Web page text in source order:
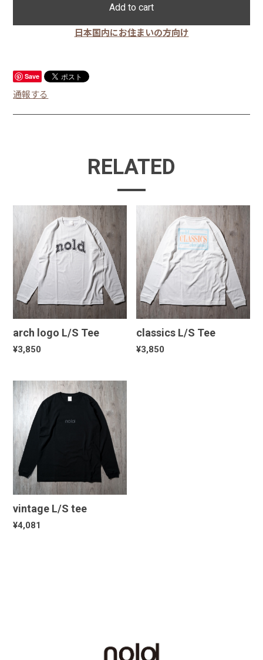
Add to cart
日本国内にお住まいの方向け
Save
通報する
RELATED
arch logo L/S Tee
¥3,850
classics L/S Tee
¥3,850
vintage L/S tee
¥4,081